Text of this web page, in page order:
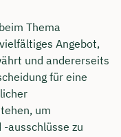
Thema
Angebot,
und andererseits
für eine
um
ausschlüsse zu